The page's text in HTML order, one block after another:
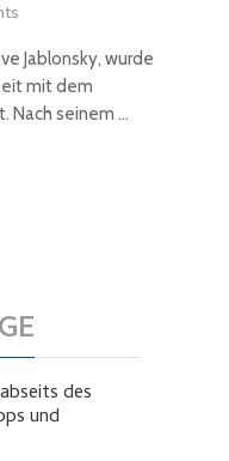
Jablonsky, wurde
mit dem
Nach seinem …
des
und